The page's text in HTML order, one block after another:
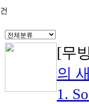
건
[무
의
1.